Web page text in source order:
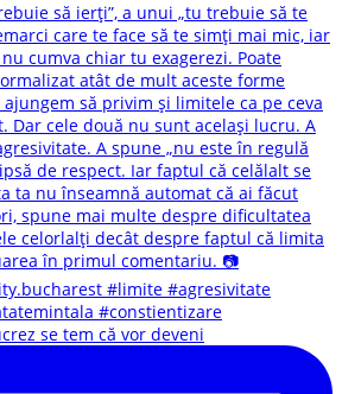
se tem că vor deveni